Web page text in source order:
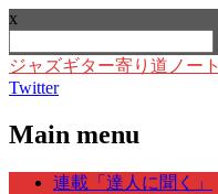
x
索:
ジャズギター寄り道ノート
Twitter
Main menu
Skip
連載「達人に聞く」